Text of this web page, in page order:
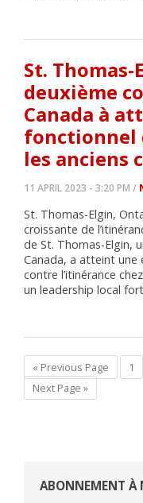
St.
deuxième
Canada à
fonctionnel
les anciens
11 APRIL 2023 - 3:20 PM /
St. Thomas-Elgin,
croissante de
de St. Thomas-Elgin,
Canada, a atteint
contre l’itinérance
un leadership local
« Previous Page 1
Next Page »
ABONNEMENT À